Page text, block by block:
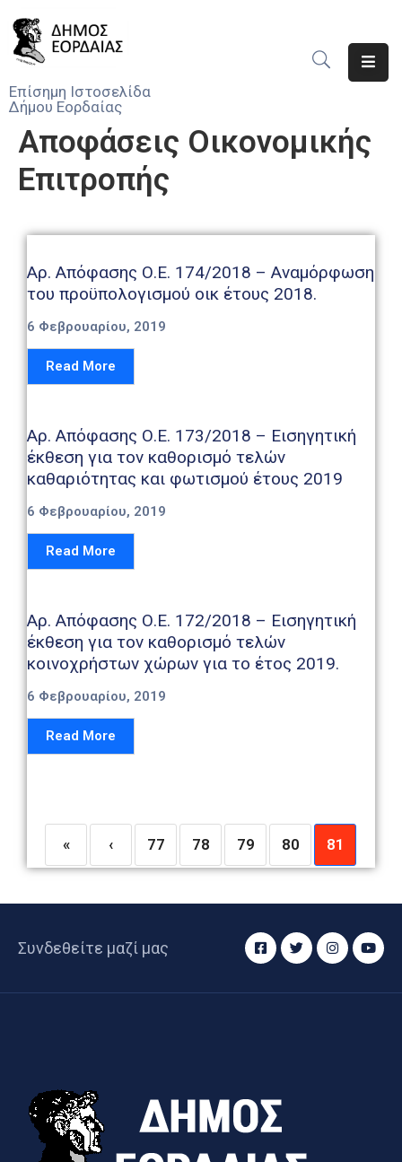
Επίσημη Ιστοσελίδα
Δήμου Εορδαίας
Δήμος
Νέα
Δήμου
Προσκλήσεις
Αποφάσεις
Τηλέφωνα
Καιρός
Αποφάσεις Οικονομικής
Επιτροπής
Αρ. Απόφασης Ο.Ε. 174/2018 – Αναμόρφωση
του προϋπολογισμού οικ έτους 2018.
6 Φεβρουαρίου, 2019
Read More
Αρ. Απόφασης Ο.Ε. 173/2018 – Εισηγητική
έκθεση για τον καθορισμό τελών
καθαριότητας και φωτισμού έτους 2019
6 Φεβρουαρίου, 2019
Read More
Αρ. Απόφασης Ο.Ε. 172/2018 – Εισηγητική
έκθεση για τον καθορισμό τελών
κοινοχρήστων χώρων για το έτος 2019.
6 Φεβρουαρίου, 2019
Read More
« ‹ 77 78 79 80 81
Συνδεθείτε μαζί μας